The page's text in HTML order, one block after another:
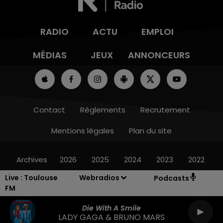
Live : Toulouse
FM
Webradios Podcasts
Die With A Smile
LADY GAGA & BRUNO MARS
RADIO ACTU
EMPLOI
MÉDIAS
JEUX ANNONCEURS
Contact Règlements
Recrutement
Mentions légales
Plan du site
Archives 2026 2025 2024 2023 2022